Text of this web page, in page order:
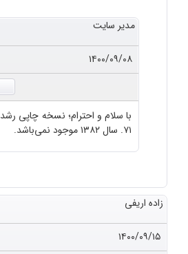
مدیر سایت
۱۴۰۰/۰۹/۰۸
با سلام و احترام؛ نسخه چاپی
۷۱. سال ۱۳۸۲ موجود نمی‌باشد.
زاده اریفی
۱۴۰۰/۰۹/۱۵